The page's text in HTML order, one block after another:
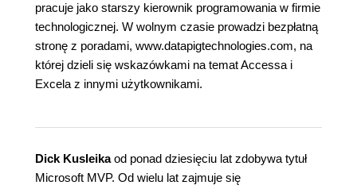
pracuje jako starszy kierownik programowania w firmie
technologicznej. W wolnym czasie prowadzi bezpłatną
stronę z poradami, www.datapigtechnologies.com, na
której dzieli się wskazówkami na temat Accessa i
Excela z innymi użytkownikami.
Dick Kusleikaod ponad dziesięciu lat zdobywa tytuł
Microsoft MVP. Od wielu lat zajmuje się